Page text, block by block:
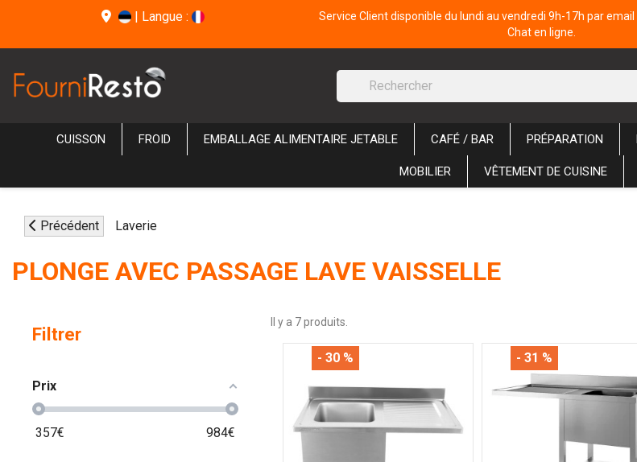
| Langue :
Service Client disponible du lundi au vendredi 9h-17h par
Chat en ligne.
CUISSON FROID EMBALLAGE ALIMENTAIRE JETABLE CAFÉ / BAR PRÉPARATION
MOBILIER VÊTEMENT DE CUISINE
Précédent Laverie
PLONGE AVEC PASSAGE LAVE VAISSELLE
Filtrer
Prix
357€ 984€
Il y a 7 produits.
- 30 % - 31 %